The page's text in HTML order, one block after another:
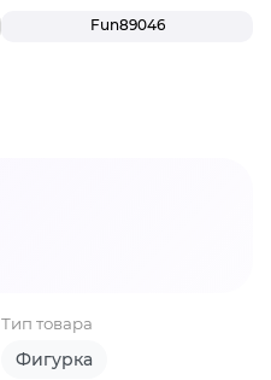
Fun89046
Тип товара
Фигурка